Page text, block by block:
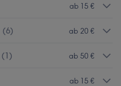
ab 15 €
(6) ab 20 €
(1) ab 50 €
ab 15 €